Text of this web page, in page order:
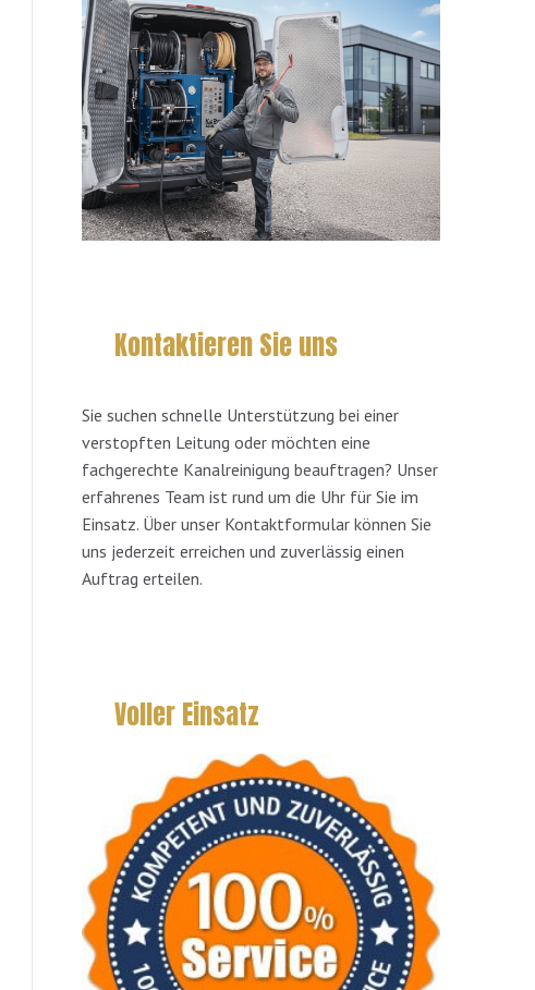
Kontaktieren Sie uns
Sie suchen schnelle Unterstützung bei einer
verstopften Leitung oder möchten eine
fachgerechte Kanalreinigung beauftragen? Unser
erfahrenes Team ist rund um die Uhr für Sie im
Einsatz. Über unser Kontaktformular können Sie
uns jederzeit erreichen und zuverlässig einen
Auftrag erteilen.
Voller Einsatz